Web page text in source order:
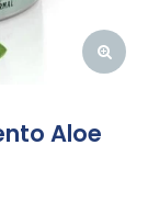
Aloe